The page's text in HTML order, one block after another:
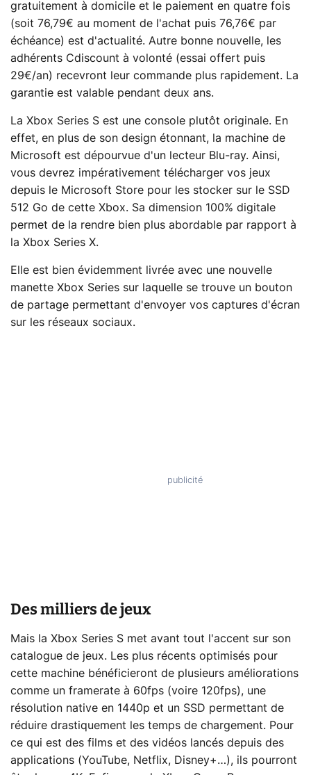
gratuitement à domicile et le paiement en quatre fois
(soit 76,79€ au moment de l'achat puis 76,76€ par
échéance) est d'actualité. Autre bonne nouvelle, les
adhérents Cdiscount à volonté (essai offert puis
29€/an) recevront leur commande plus rapidement. La
garantie est valable pendant deux ans.
La Xbox Series S est une console plutôt originale. En
effet, en plus de son design étonnant, la machine de
Microsoft est dépourvue d'un lecteur Blu-ray. Ainsi,
vous devrez impérativement télécharger vos jeux
depuis le Microsoft Store pour les stocker sur le SSD
512 Go de cette Xbox. Sa dimension 100% digitale
permet de la rendre bien plus abordable par rapport à
la Xbox Series X.
Elle est bien évidemment livrée avec une nouvelle
manette Xbox Series sur laquelle se trouve un bouton
de partage permettant d'envoyer vos captures d'écran
sur les réseaux sociaux.
Des milliers de jeux
Mais la Xbox Series S met avant tout l'accent sur son
catalogue de jeux. Les plus récents optimisés pour
cette machine bénéficieront de plusieurs améliorations
comme un framerate à 60fps (voire 120fps), une
résolution native en 1440p et un SSD permettant de
réduire drastiquement les temps de chargement. Pour
ce qui est des films et des vidéos lancés depuis des
applications (YouTube, Netflix, Disney+…), ils pourront